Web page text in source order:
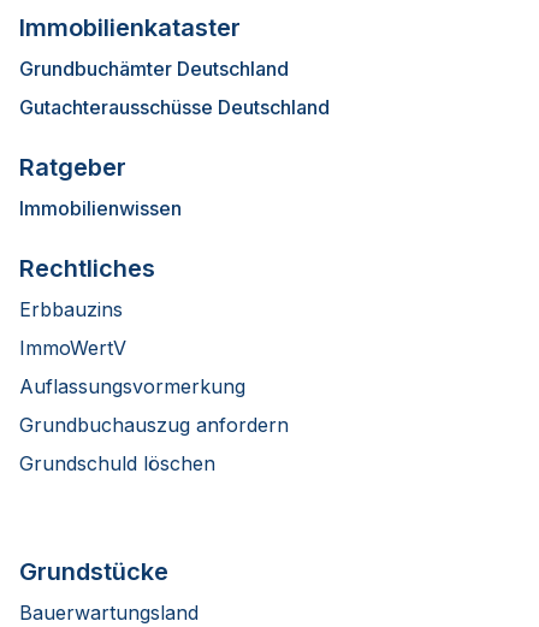
Immobilienkataster
Grundbuchämter Deutschland
Gutachterausschüsse Deutschland
Ratgeber
Immobilienwissen
Rechtliches
Erbbauzins
ImmoWertV
Auflassungsvormerkung
Grundbuchauszug anfordern
Grundschuld löschen
Grundstücke
Bauerwartungsland